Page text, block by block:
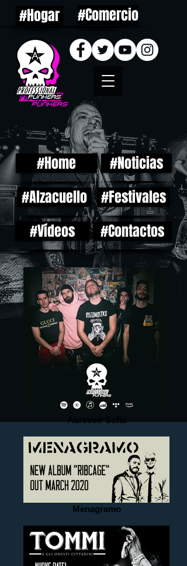
#Hogar #Comercio
#Home
#Noticias
#Alzacuello
#Festivales
#Vídeos
#Contactos
Aurevoir Sofia
Menagramo